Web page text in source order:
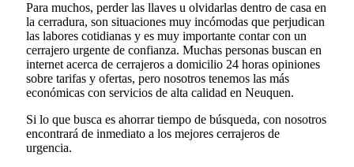
Para muchos, perder las llaves u olvidarlas dentro de casa en
la cerradura, son situaciones muy incómodas que perjudican
las labores cotidianas y es muy importante contar con un
cerrajero urgente de confianza. Muchas personas buscan en
internet acerca de cerrajeros a domicilio 24 horas opiniones
sobre tarifas y ofertas, pero nosotros tenemos las más
económicas con servicios de alta calidad en Neuquen.
Si lo que busca es ahorrar tiempo de búsqueda, con nosotros
encontrará de inmediato a los mejores cerrajeros de
urgencia.